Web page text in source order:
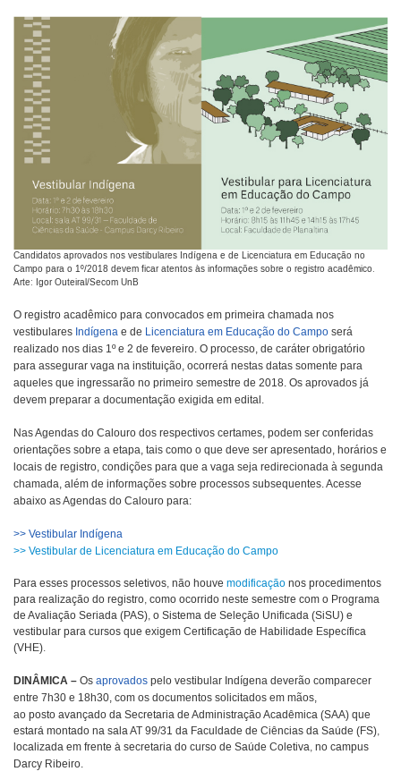
Candidatos aprovados nos vestibulares Indígena e de Licenciatura em Educação no
Campo para o 1º/2018 devem ficar atentos às informações sobre o registro acadêmico.
Arte: Igor Outeiral/Secom UnB
O registro acadêmico para convocados em primeira chamada nos
vestibulares Indígena e de Licenciatura em Educação do Campo será
realizado nos dias 1º e 2 de fevereiro. O processo, de caráter obrigatório
para assegurar vaga na instituição, ocorrerá nestas datas somente para
aqueles que ingressarão no primeiro semestre de 2018. Os aprovados já
devem preparar a documentação exigida em edital.
Nas Agendas do Calouro dos respectivos certames, podem ser conferidas
orientações sobre a etapa, tais como o que deve ser apresentado, horários e
locais de registro, condições para que a vaga seja redirecionada à segunda
chamada, além de informações sobre processos subsequentes. Acesse
abaixo as Agendas do Calouro para:
>> Vestibular Indígena
>> Vestibular de Licenciatura em Educação do Campo
Para esses processos seletivos, não houve modificação nos procedimentos
para realização do registro, como ocorrido neste semestre com o Programa
de Avaliação Seriada (PAS), o Sistema de Seleção Unificada (SiSU) e
vestibular para cursos que exigem Certificação de Habilidade Específica
(VHE).
DINÂMICA – Os aprovados pelo vestibular Indígena deverão comparecer
entre 7h30 e 18h30, com os documentos solicitados em mãos,
ao posto avançado da Secretaria de Administração Acadêmica (SAA) que
estará montado na sala AT 99/31 da Faculdade de Ciências da Saúde (FS),
localizada em frente à secretaria do curso de Saúde Coletiva, no campus
Darcy Ribeiro.